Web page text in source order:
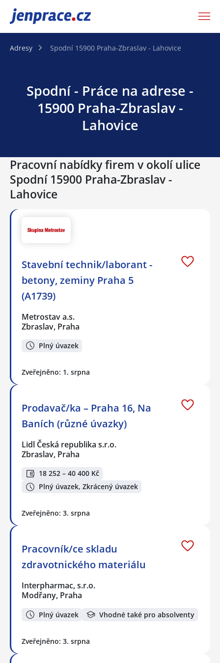
JenPráce.cz
Adresy Spodní 15900 Praha-Zbraslav - Lahovice
Spodní - Práce na adrese -
15900 Praha-Zbraslav -
Lahovice
Pracovní nabídky firem v okolí ulice
Spodní 15900 Praha-Zbraslav -
Lahovice
Stavební technik/laborant -
betony, zeminy Praha 5
(A1739)
Metrostav a.s.
Zbraslav, Praha
Plný úvazek
Zveřejněno: 1. srpna
Prodavač/ka – Praha 16, Na
Baních (různé úvazky)
Lidl Česká republika s.r.o.
Zbraslav, Praha
18 252 – 40 400 Kč
Plný úvazek, Zkrácený úvazek
Zveřejněno: 3. srpna
Pracovník/ce skladu
zdravotnického materiálu
Interpharmac, s.r.o.
Modřany, Praha
Plný úvazek Vhodné také pro absolventy
Zveřejněno: 3. srpna